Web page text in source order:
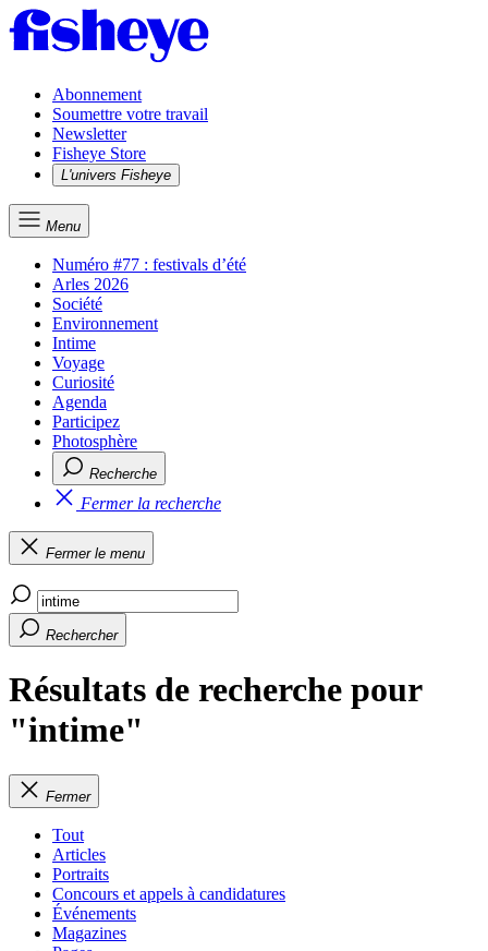
Abonnement
Soumettre votre travail
Newsletter
Fisheye Store
L'univers Fisheye
Menu
Numéro #77 : festivals d’été
Arles 2026
Société
Environnement
Intime
Voyage
Curiosité
Agenda
Participez
Photosphère
Recherche
Fermer la recherche
Fermer le menu
Rechercher
Résultats de recherche pour
"intime"
Fermer
Tout
Articles
Portraits
Concours et appels à candidatures
Événements
Magazines